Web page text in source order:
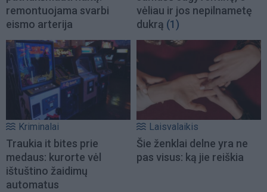
remontuojama svarbi
eismo arterija
vėliau ir jos nepilnametę
dukrą (1)
Kriminalai
Traukia it bites prie
medaus: kurorte vėl
ištuštino žaidimų
automatus
Laisvalaikis
Šie ženklai delne yra ne
pas visus: ką jie reiškia